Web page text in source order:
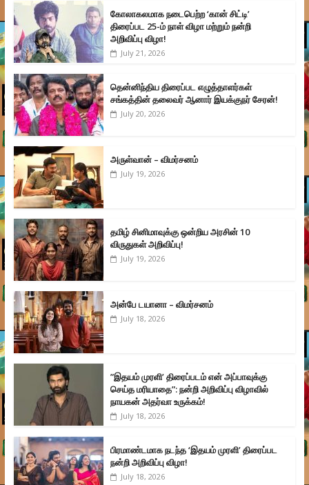
கோலாகலமாக நடைபெற்ற ‘கான் சிட்டி’
திரைப்பட 25-ம் நாள் விழா மற்றும் நன்றி
அறிவிப்பு விழா!
July 21, 2026
தென்னிந்திய திரைப்பட எழுத்தாளர்கள்
சங்கத்தின் தலைவர் ஆனார் இயக்குநர் சேரன்!
July 20, 2026
அருள்வான் – விமர்சனம்
July 19, 2026
தமிழ் சினிமாவுக்கு ஒன்றிய அரசின் 10
விருதுகள் அறிவிப்பு!
July 19, 2026
அன்பே டயானா – விமர்சனம்
July 18, 2026
”இதயம் முரளி’ திரைப்படம் என் அப்பாவுக்கு
செய்த மரியாதை”: நன்றி அறிவிப்பு விழாவில்
நாயகன் அதர்வா உருக்கம்!
July 18, 2026
பிரமாண்டமாக நடந்த ‘இதயம் முரளி’ திரைப்பட
நன்றி அறிவிப்பு விழா!
July 18, 2026